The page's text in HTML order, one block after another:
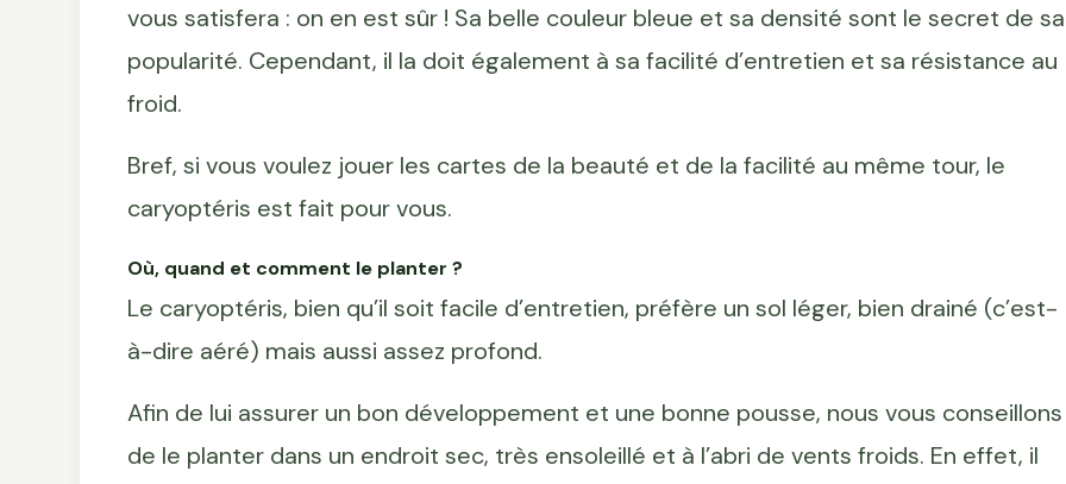
vous satisfera : on en est sûr ! Sa belle couleur bleue et sa densité sont le secret de sa
popularité. Cependant, il la doit également à sa facilité d’entretien et sa résistance au
froid.
Bref, si vous voulez jouer les cartes de la beauté et de la facilité au même tour, le
caryoptéris est fait pour vous.
Où, quand et comment le planter ?
Le caryoptéris, bien qu’il soit facile d’entretien, préfère un sol léger, bien drainé (c’est-
à-dire aéré) mais aussi assez profond.
Afin de lui assurer un bon développement et une bonne pousse, nous vous conseillons
de le planter dans un endroit sec, très ensoleillé et à l’abri de vents froids. En effet, il